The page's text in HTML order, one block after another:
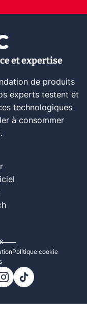
et expertise
de produits
experts testent et
technologiques
à consommer
Politique cookie